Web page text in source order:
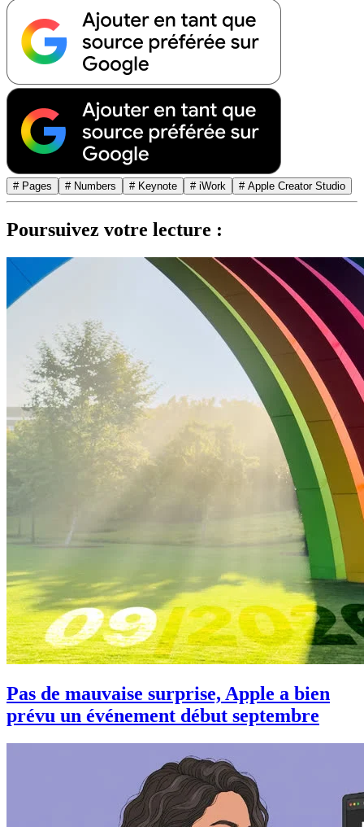
# Pages # Numbers # Keynote # iWork # Apple Creator Studio
Poursuivez votre lecture :
Pas de mauvaise surprise, Apple a bien
prévu un événement début septembre